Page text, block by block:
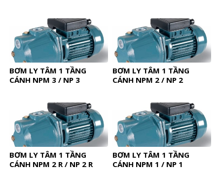
BƠM LY TÂM 1 TẦNG
CÁNH NPM 3 / NP 3
BƠM LY TÂM 1 TẦNG
CÁNH NPM 2 / NP 2
BƠM LY TÂM 1 TẦNG
CÁNH NPM 2 R / NP 2 R
BƠM LY TÂM 1 TẦNG
CÁNH NPM 1 / NP 1